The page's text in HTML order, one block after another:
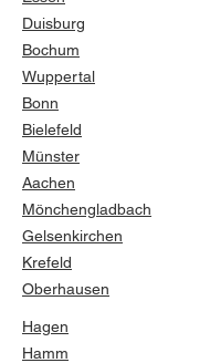
Duisburg
Bochum
Wuppertal
Bonn
Bielefeld
Münster
Aachen
Mönchengladbach
Gelsenkirchen
Krefeld
Oberhausen
Hagen
Hamm